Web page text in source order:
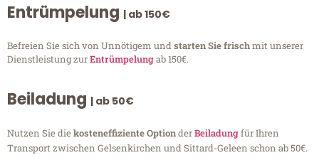
Entrümpelung | ab 150€
Befreien Sie sich von Unnötigem undstarten Sie frischmit unserer
Dienstleistung zurEntrümpelungab 150€.
Beiladung | ab 50€
Nutzen Sie diekosteneffiziente OptionderBeiladungfür Ihren
Transport zwischen Gelsenkirchen und Sittard-Geleen schon ab 50€.